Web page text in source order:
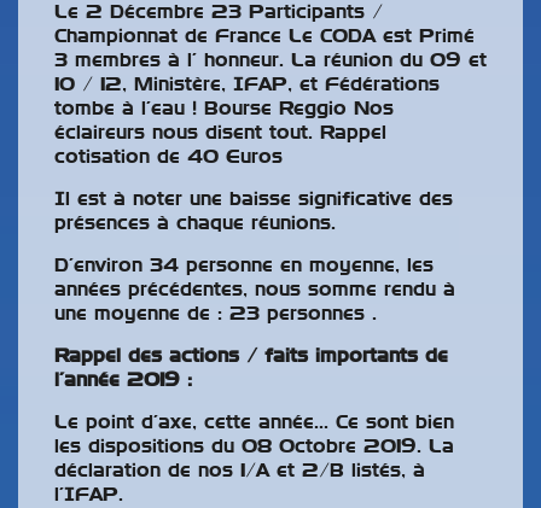
Le 2 Décembre 23 Participants /
Championnat de France Le CODA est Primé
3 membres à l’ honneur. La réunion du 09 et
10 / 12, Ministère, IFAP, et Fédérations
tombe à l’eau ! Bourse Reggio Nos
éclaireurs nous disent tout. Rappel
cotisation de 40 Euros
Il est à noter une baisse significative des
présences à chaque réunions.
D’environ 34 personne en moyenne, les
années précédentes, nous somme rendu à
une moyenne de : 23 personnes .
Rappel des actions / faits importants de
l’année 2019 :
Le point d’axe, cette année… Ce sont bien
les dispositions du 08 Octobre 2019. La
déclaration de nos 1/A et 2/B listés, à
l’IFAP.